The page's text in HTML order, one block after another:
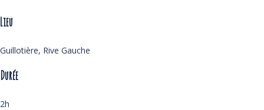
Lieu
Guillotière, Rive Gauche
Durée
2h